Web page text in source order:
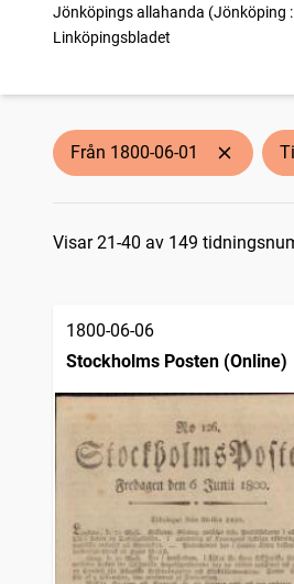
Jönköpings allahanda (Jönköping
träffar
Linköpingsbladet
träffar
träffar
Götheborgska nyheter
träffar
Fahlu weckoblad
träffar
Nyköpings weckoblad (Nyköping :
träffar
Från 1800-06-01
Sökresultat
Visar 21-40 av 149
1800-06-06
Stockholms Posten (Online)